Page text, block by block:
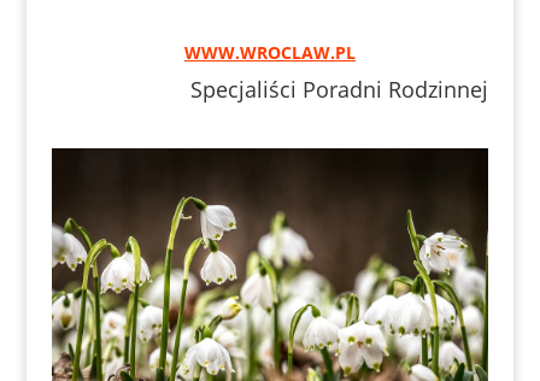
WWW.WROCLAW.PL
Specjaliści Poradni Rodzinnej